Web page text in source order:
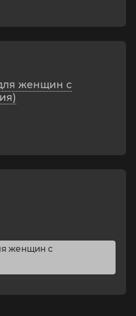
и земляника
в сердце -
женщин с
женщин с